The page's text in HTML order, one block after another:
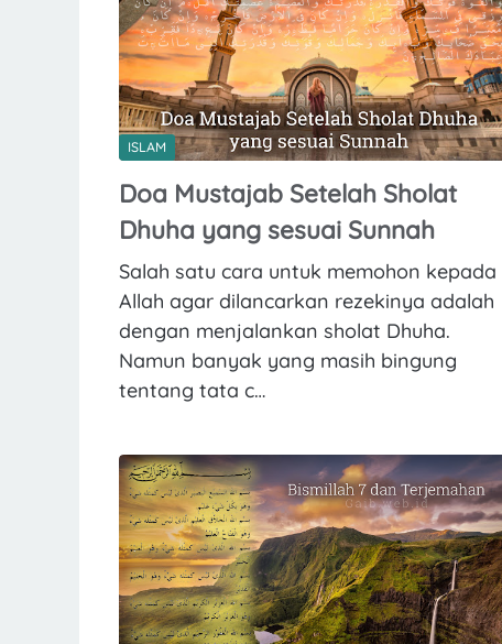
ISLAM
Doa Mustajab Setelah Sholat
Dhuha yang sesuai Sunnah
Salah satu cara untuk memohon kepada
Allah agar dilancarkan rezekinya adalah
dengan menjalankan sholat Dhuha.
Namun banyak yang masih bingung
tentang tata c…